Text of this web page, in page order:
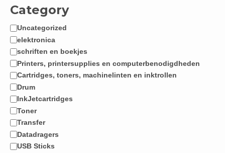
Category
Categorie
Uncategorized
elektronica
schriften en boekjes
Printers, printersupplies en computerbenodigdheden
Cartridges, toners, machinelinten en inktrollen
Drum
InkJetcartridges
Toner
Transfer
Datadragers
USB Sticks